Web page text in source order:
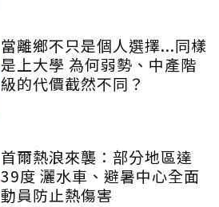
當離鄉不只是個人選擇...同樣
是上大學 為何弱勢、中產階
級的代價截然不同？
首爾熱浪來襲：部分地區達
39度 灑水車、避暑中心全面
動員防止熱傷害